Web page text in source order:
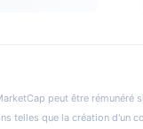
peut être rémunéré
telles que la création d'un